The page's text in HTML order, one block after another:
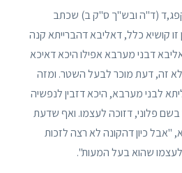
(ד"ה ובש"ך ס"ק ב) שכתב
זו קושיא כלל, דאליבא דהברייתא קנה
דאליבא דבני מערבא אפילו היכא דאיכא
זה, דעת מוכר לבעל השטר. ומזה
לבני מערבא, היכא דזבין לנפשיה
פלוני, דזוכה לעצמו. ואף שדעת
"אבל כיון דהקונה לא רצה לזכות
שהוא בעל המעות".